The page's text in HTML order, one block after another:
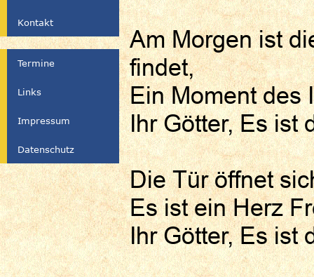
Am Morgen ist
findet,
Ein Moment des
Ihr Götter, Es ist
Die Tür öffnet
Es ist ein Herz
Ihr Götter, Es ist
Kontakt
Termine
Links
Impressum
Datenschutz